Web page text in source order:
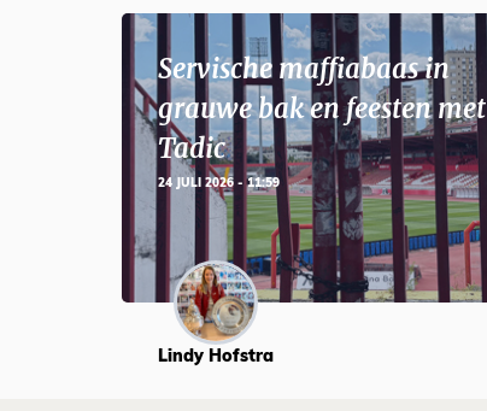
Servische maffiabaas in
grauwe bak en feesten met
Tadic
24 JULI 2026 - 11:59
Lindy Hofstra